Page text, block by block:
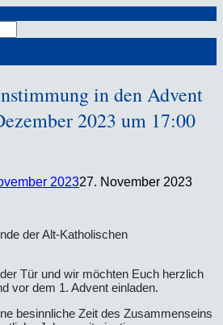
in den Advent
2023 um 17:00
202327. November 2023
der Alt-Katholischen
Tür und wir möchten Euch herzlich
vor dem 1. Advent einladen.
besinnliche Zeit des Zusammenseins